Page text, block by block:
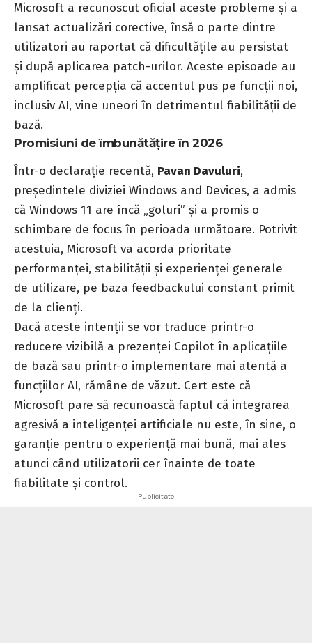
Microsoft a recunoscut oficial aceste probleme și a
lansat actualizări corective, însă o parte dintre
utilizatori au raportat că dificultățile au persistat
și după aplicarea patch-urilor. Aceste episoade au
amplificat percepția că accentul pus pe funcții noi,
inclusiv AI, vine uneori în detrimentul fiabilității de
bază.
Promisiuni de îmbunătățire în 2026
Într-o declarație recentă, Pavan Davuluri,
președintele diviziei Windows and Devices, a admis
că Windows 11 are încă „goluri” și a promis o
schimbare de focus în perioada următoare. Potrivit
acestuia, Microsoft va acorda prioritate
performanței, stabilității și experienței generale
de utilizare, pe baza feedbackului constant primit
de la clienți.
Dacă aceste intenții se vor traduce printr-o
reducere vizibilă a prezenței Copilot în aplicațiile
de bază sau printr-o implementare mai atentă a
funcțiilor AI, rămâne de văzut. Cert este că
Microsoft pare să recunoască faptul că integrarea
agresivă a inteligenței artificiale nu este, în sine, o
garanție pentru o experiență mai bună, mai ales
atunci când utilizatorii cer înainte de toate
fiabilitate și control.
- Publicitate -